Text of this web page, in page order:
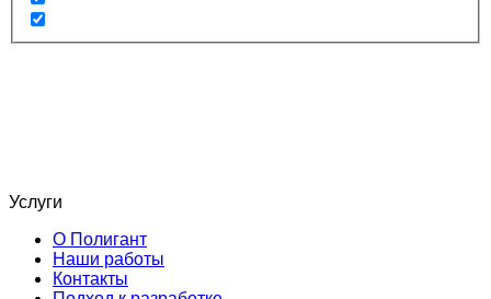
Услуги
О Полигант
Наши работы
Контакты